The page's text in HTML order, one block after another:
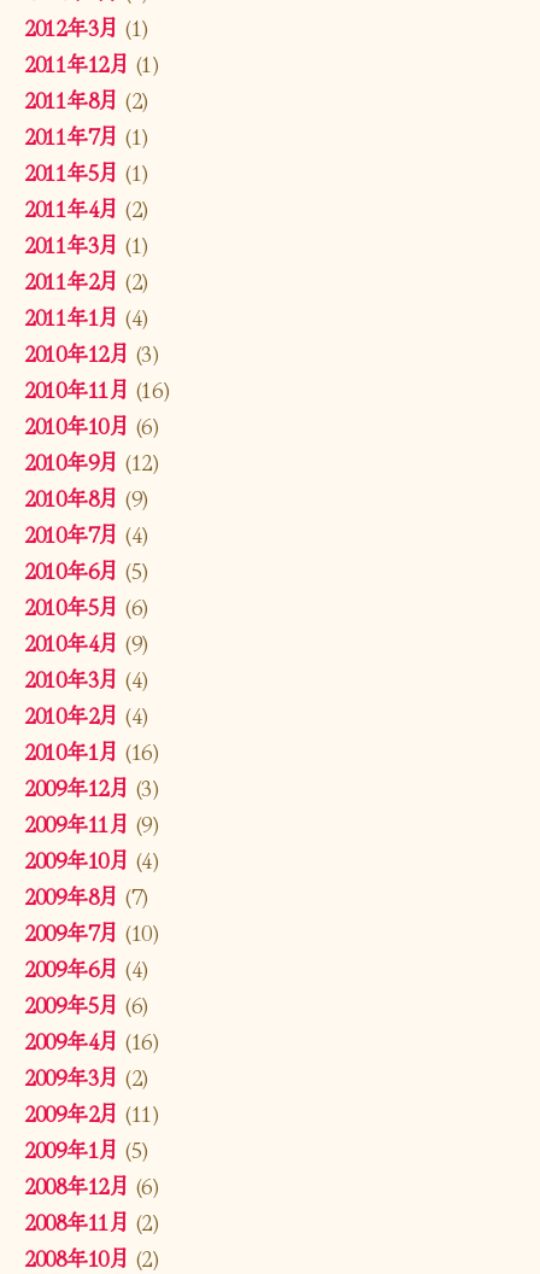
2012年3月 (1)
2011年12月 (1)
2011年8月 (2)
2011年7月 (1)
2011年5月 (1)
2011年4月 (2)
2011年3月 (1)
2011年2月 (2)
2011年1月 (4)
2010年12月 (3)
2010年11月 (16)
2010年10月 (6)
2010年9月 (12)
2010年8月 (9)
2010年7月 (4)
2010年6月 (5)
2010年5月 (6)
2010年4月 (9)
2010年3月 (4)
2010年2月 (4)
2010年1月 (16)
2009年12月 (3)
2009年11月 (9)
2009年10月 (4)
2009年8月 (7)
2009年7月 (10)
2009年6月 (4)
2009年5月 (6)
2009年4月 (16)
2009年3月 (2)
2009年2月 (11)
2009年1月 (5)
2008年12月 (6)
2008年11月 (2)
2008年10月 (2)